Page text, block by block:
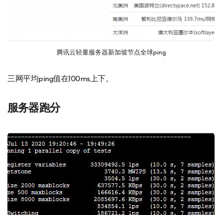
腾讯云轻量服务器新加坡节点全球ping
三网平均ping值在100ms上下。
服务器跑分